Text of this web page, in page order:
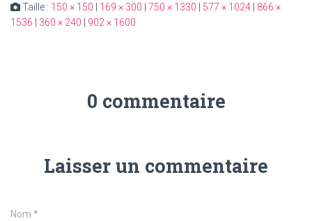
Taille : 150 × 150 169 × 300 750 × 1330 577 × 1024
866 ×
1536
360 × 240 902 × 1600
0 commentaire
Laisser un commentaire
Nom *